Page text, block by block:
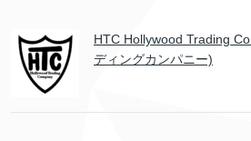
HTC Hollywood Trading
ディングカンパニー)